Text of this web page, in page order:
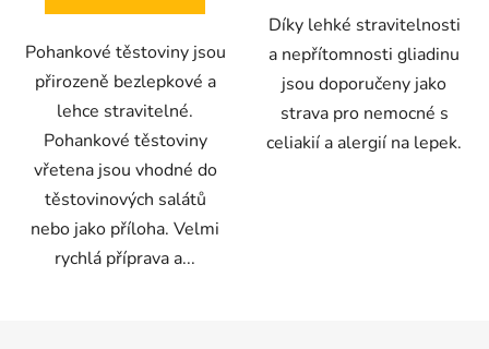
Pohankové těstoviny jsou
přirozeně bezlepkové a
lehce stravitelné.
Pohankové těstoviny
vřetena jsou vhodné do
těstovinových salátů
nebo jako příloha. Velmi
rychlá příprava a...
Díky lehké stravitelnosti
a nepřítomnosti gliadinu
jsou doporučeny jako
strava pro nemocné s
celiakií a alergií na lepek.